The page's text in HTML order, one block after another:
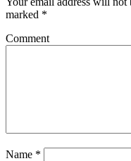
marked *
Comment
Name *